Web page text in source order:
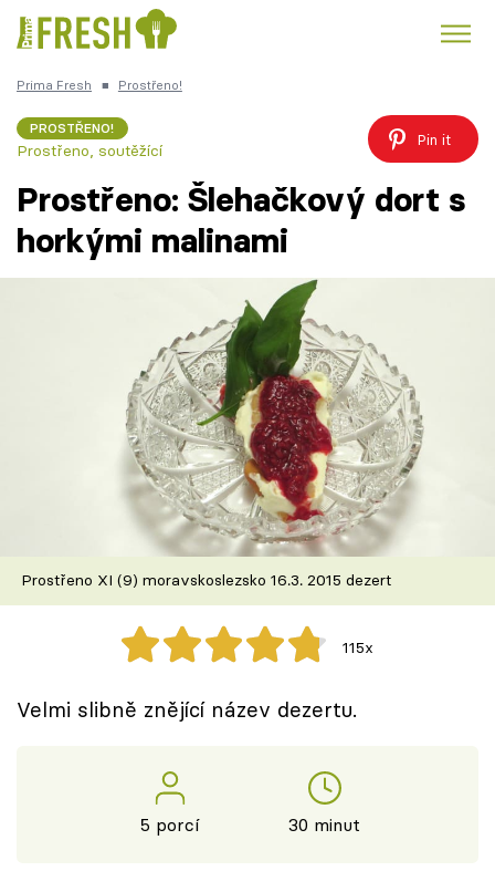
Česká kuchyně
TV Program
Škola vaření
Recepty z TV
Speciál: Cuketa
Prima Fresh ■ Prostřeno!
PROSTŘENO!
Prostřeno, soutěžící
Pin it
Prostřeno: Šlehačkový dort s
horkými malinami
Prostřeno XI (9) moravskoslezsko 16.3. 2015 dezert
115x
Velmi slibně znějící název dezertu.
5 porcí 30 minut